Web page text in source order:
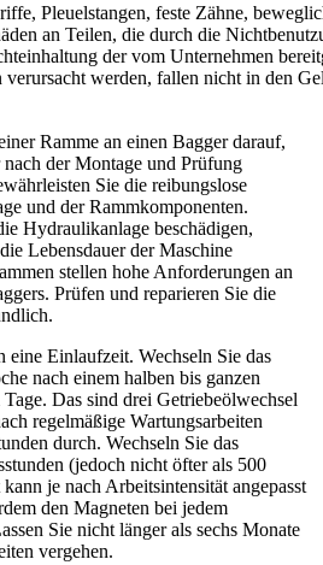
Pleuelstangen, feste Zähne,
an Teilen, die durch die
der vom Unternehmen
werden, fallen nicht in den
Ramme an einen Bagger darauf,
der Montage und Prüfung
Sie die reibungslose
und der Rammkomponenten.
Hydraulikanlage beschädigen,
Lebensdauer der Maschine
stellen hohe Anforderungen an
Prüfen und reparieren Sie die
eine Einlaufzeit. Wechseln Sie das
nach einem halben bis ganzen
Das sind drei Getriebeölwechsel
regelmäßige Wartungsarbeiten
durch. Wechseln Sie das
(jedoch nicht öfter als 500
je nach Arbeitsintensität angepasst
den Magneten bei jedem
Sie nicht länger als sechs Monate
vergehen.